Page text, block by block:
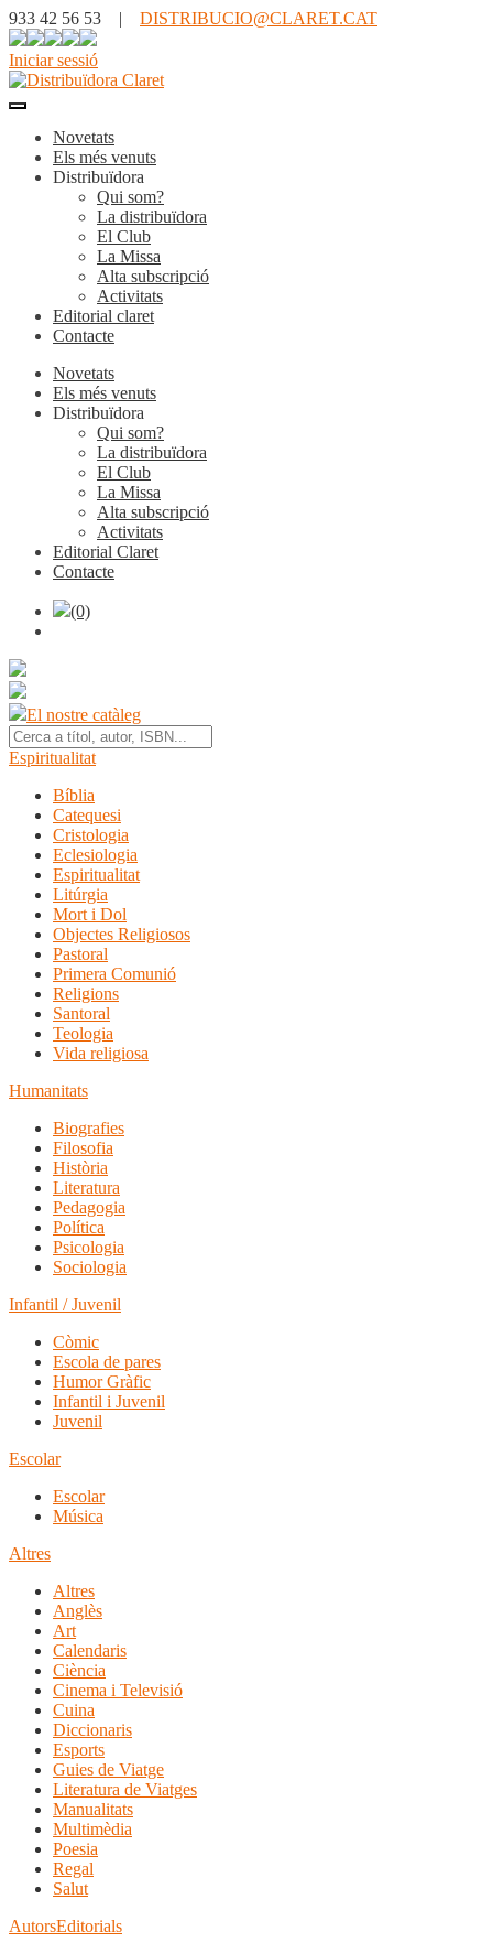
933 42 56 53 | DISTRIBUCIO@CLARET.CAT
Iniciar sessió
Novetats
Els més venuts
Distribuïdora
Qui som?
La distribuïdora
El Club
La Missa
Alta subscripció
Activitats
Editorial claret
Contacte
Novetats
Els més venuts
Distribuïdora
Qui som?
La distribuïdora
El Club
La Missa
Alta subscripció
Activitats
Editorial Claret
Contacte
(0)
El nostre catàleg
Espiritualitat
Bíblia
Catequesi
Cristologia
Eclesiologia
Espiritualitat
Litúrgia
Mort i Dol
Objectes Religiosos
Pastoral
Primera Comunió
Religions
Santoral
Teologia
Vida religiosa
Humanitats
Biografies
Filosofia
Història
Literatura
Pedagogia
Política
Psicologia
Sociologia
Infantil / Juvenil
Còmic
Escola de pares
Humor Gràfic
Infantil i Juvenil
Juvenil
Escolar
Escolar
Música
Altres
Altres
Anglès
Art
Calendaris
Ciència
Cinema i Televisió
Cuina
Diccionaris
Esports
Guies de Viatge
Literatura de Viatges
Manualitats
Multimèdia
Poesia
Regal
Salut
AutorsEditorials